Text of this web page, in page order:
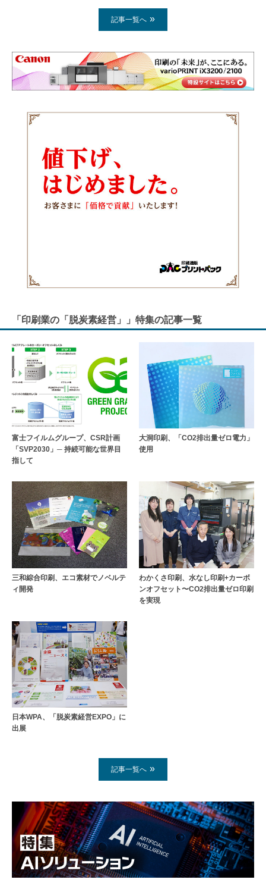
記事一覧へ
「印刷業の「脱炭素経営」」特集の記事一覧
富士フイルムグループ、CSR計画
「SVP2030」─ 持続可能な世界目
指して
大洞印刷、「CO2排出量ゼロ電力」
使用
三和綜合印刷、エコ素材でノベルテ
ィ開発
わかくさ印刷、水なし印刷+カーボ
ンオフセット〜CO2排出量ゼロ印刷
を実現
日本WPA、「脱炭素経営EXPO」に
出展
記事一覧へ